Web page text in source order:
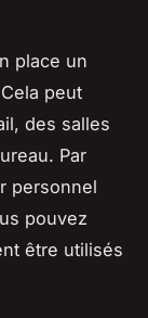
place un
peut
des salles
Par
personnel
pouvez
être utilisés